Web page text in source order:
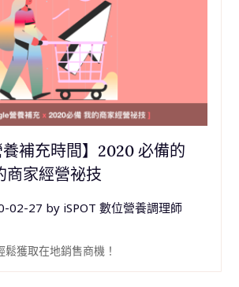
養補充時間】2020 必備的
商家經營祕技
02-27 by iSPOT 數位營養調理師
獲取在地銷售商機！